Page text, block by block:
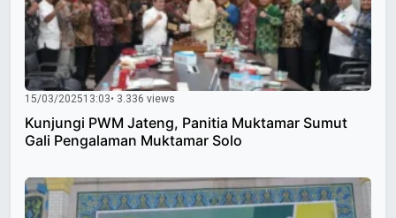
15/03/202513:03• 3.336 views
Kunjungi PWM Jateng, Panitia Muktamar Sumut
Gali Pengalaman Muktamar Solo